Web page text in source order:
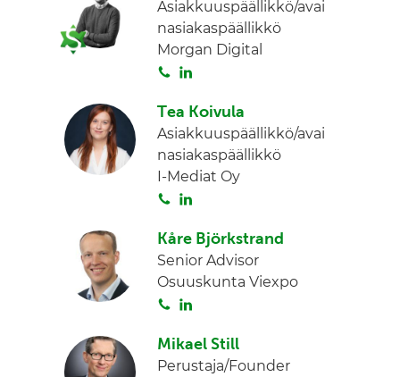
t
a
k
e
d
Asiakkuuspäällikkö/avai
nasiakaspäällikkö
Morgan Digital
S
i
t
a
n
k
e
d
Tea Koivula
Asiakkuuspäällikkö/avai
nasiakaspäällikkö
I-Mediat Oy
S
i
t
a
n
k
e
n
Kåre Björkstrand
Senior Advisor
Osuuskunta Viexpo
S
i
t
n
k
Mikael Still
Perustaja/Founder